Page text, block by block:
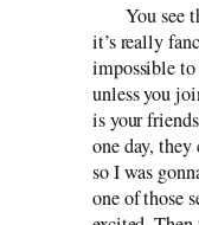
You see
it’s really
impossible
unless you
is your
one day,
so I was
one of those